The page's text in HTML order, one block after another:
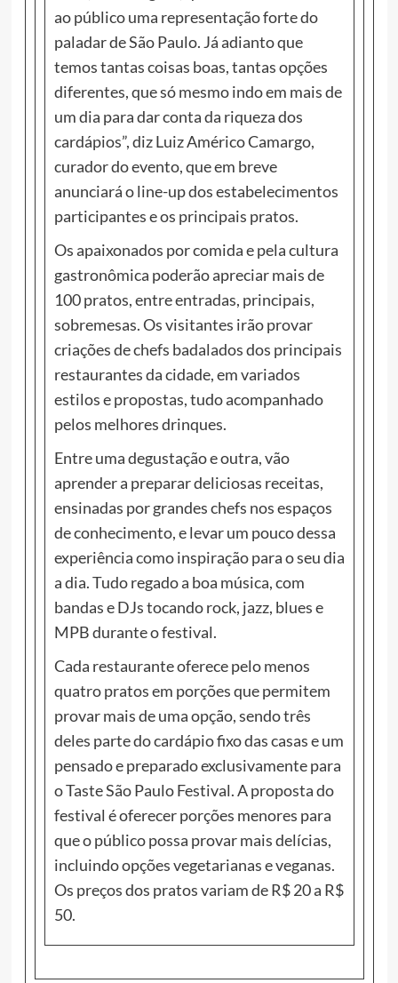
ao público uma representação forte do
paladar de São Paulo. Já adianto que
temos tantas coisas boas, tantas opções
diferentes, que só mesmo indo em mais de
um dia para dar conta da riqueza dos
cardápios”, diz Luiz Américo Camargo,
curador do evento, que em breve
anunciará o line-up dos estabelecimentos
participantes e os principais pratos.
Os apaixonados por comida e pela cultura
gastronômica poderão apreciar mais de
100 pratos, entre entradas, principais,
sobremesas. Os visitantes irão provar
criações de chefs badalados dos principais
restaurantes da cidade, em variados
estilos e propostas, tudo acompanhado
pelos melhores drinques.
Entre uma degustação e outra, vão
aprender a preparar deliciosas receitas,
ensinadas por grandes chefs nos espaços
de conhecimento, e levar um pouco dessa
experiência como inspiração para o seu dia
a dia. Tudo regado a boa música, com
bandas e DJs tocando rock, jazz, blues e
MPB durante o festival.
Cada restaurante oferece pelo menos
quatro pratos em porções que permitem
provar mais de uma opção, sendo três
deles parte do cardápio fixo das casas e um
pensado e preparado exclusivamente para
o Taste São Paulo Festival. A proposta do
festival é oferecer porções menores para
que o público possa provar mais delícias,
incluindo opções vegetarianas e veganas.
Os preços dos pratos variam de R$ 20 a R$
50.